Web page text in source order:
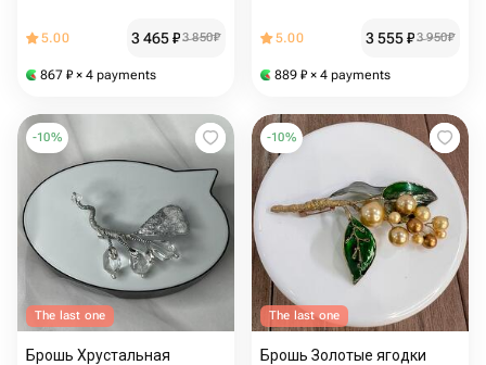
5.00 3 465₽3 850₽
867 ₽ × 4 payments
5.00 3 555₽3 950₽
889 ₽ × 4 payments
-10%
The last one
Брошь Хрустальная
-10%
The last one
Брошь Золотые ягодки